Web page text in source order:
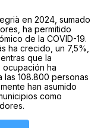
en 2024, sumado
ha permitido
de la COVID-19.
ha crecido, un 7,5%,
que la
ocupación ha
las 108.800 personas
han asumido
como